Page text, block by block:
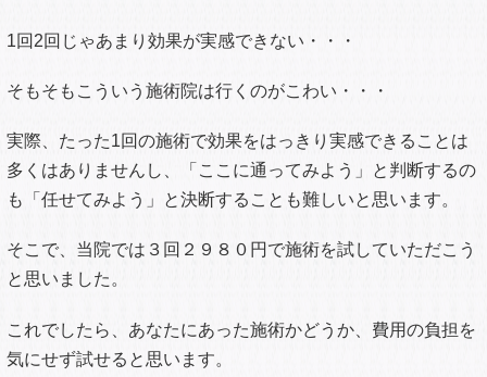
1回2回じゃあまり効果が実感できない・・・
そもそもこういう施術院は行くのがこわい・・・
実際、たった1回の施術で効果をはっきり実感できることは
多くはありませんし、「ここに通ってみよう」と判断するの
も「任せてみよう」と決断することも難しいと思います。
そこで、当院では３回２９８０円で施術を試していただこう
と思いました。
これでしたら、あなたにあった施術かどうか、費用の負担を
気にせず試せると思います。